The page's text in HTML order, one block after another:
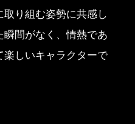
り組む姿勢に共感し
瞬間がなく、情熱であ
しいキャラクターで